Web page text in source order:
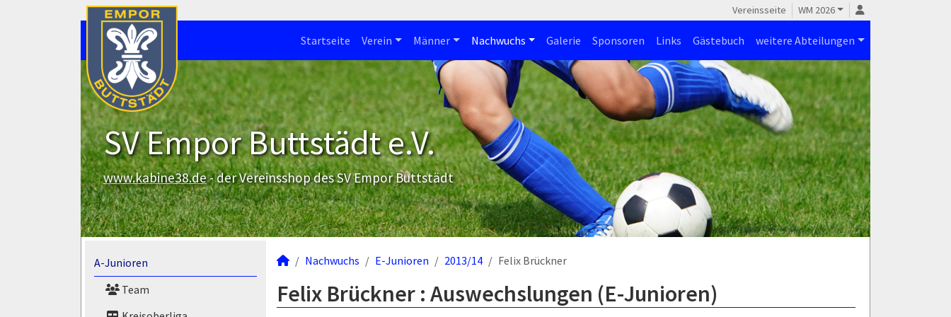
Vereinsseite WM 2026
Startseite Verein Männer Nachwuchs Galerie Sponsoren Links Gästebuch weitere Abteilungen
SV Empor Buttstädt e.V.
www.kabine38.de- der Vereinsshop des SV Empor Buttstädt
A-Junioren
Team
Nachwuchs E-Junioren 2013/14 Felix Brückner
Felix Brückner : Auswechslungen (E-Junioren)